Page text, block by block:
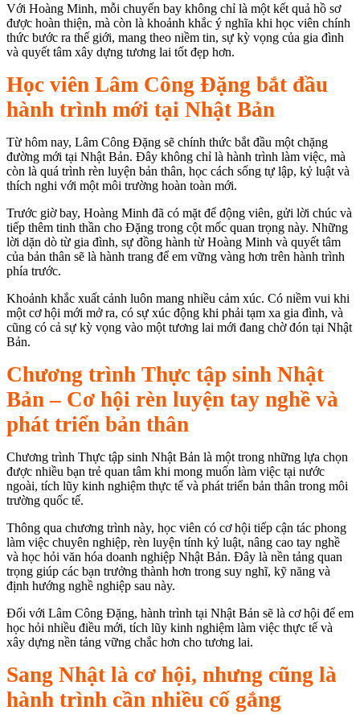
Với Hoàng Minh, mỗi chuyến bay không chỉ là một kết quả hồ sơ
được hoàn thiện, mà còn là khoảnh khắc ý nghĩa khi học viên chính
thức bước ra thế giới, mang theo niềm tin, sự kỳ vọng của gia đình
và quyết tâm xây dựng tương lai tốt đẹp hơn.
Học viên Lâm Công Đặng bắt đầu
hành trình mới tại Nhật Bản
Từ hôm nay, Lâm Công Đặng sẽ chính thức bắt đầu một chặng
đường mới tại Nhật Bản. Đây không chỉ là hành trình làm việc, mà
còn là quá trình rèn luyện bản thân, học cách sống tự lập, kỷ luật và
thích nghi với một môi trường hoàn toàn mới.
Trước giờ bay, Hoàng Minh đã có mặt để động viên, gửi lời chúc và
tiếp thêm tinh thần cho Đặng trong cột mốc quan trọng này. Những
lời dặn dò từ gia đình, sự đồng hành từ Hoàng Minh và quyết tâm
của bản thân sẽ là hành trang để em vững vàng hơn trên hành trình
phía trước.
Khoảnh khắc xuất cảnh luôn mang nhiều cảm xúc. Có niềm vui khi
một cơ hội mới mở ra, có sự xúc động khi phải tạm xa gia đình, và
cũng có cả sự kỳ vọng vào một tương lai mới đang chờ đón tại Nhật
Bản.
Chương trình Thực tập sinh Nhật
Bản – Cơ hội rèn luyện tay nghề và
phát triển bản thân
Chương trình Thực tập sinh Nhật Bản là một trong những lựa chọn
được nhiều bạn trẻ quan tâm khi mong muốn làm việc tại nước
ngoài, tích lũy kinh nghiệm thực tế và phát triển bản thân trong môi
trường quốc tế.
Thông qua chương trình này, học viên có cơ hội tiếp cận tác phong
làm việc chuyên nghiệp, rèn luyện tính kỷ luật, nâng cao tay nghề
và học hỏi văn hóa doanh nghiệp Nhật Bản. Đây là nền tảng quan
trọng giúp các bạn trưởng thành hơn trong suy nghĩ, kỹ năng và
định hướng nghề nghiệp sau này.
Đối với Lâm Công Đặng, hành trình tại Nhật Bản sẽ là cơ hội để em
học hỏi nhiều điều mới, tích lũy kinh nghiệm làm việc thực tế và
xây dựng nền tảng vững chắc hơn cho tương lai.
Sang Nhật là cơ hội, nhưng cũng là
hành trình cần nhiều cố gắng